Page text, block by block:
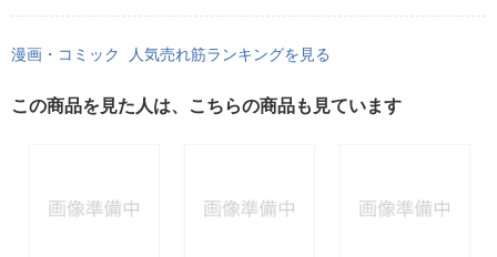
漫画・コミック 人気売れ筋ランキングを見る
この商品を見た人は、こちらの商品も見ています